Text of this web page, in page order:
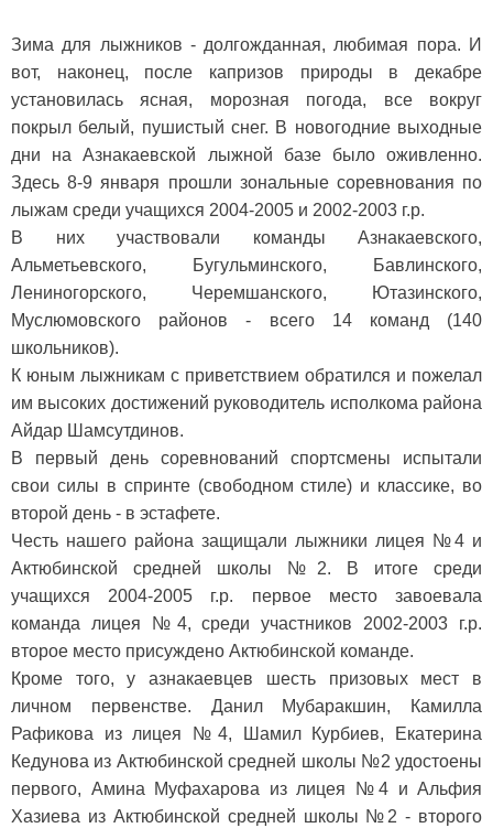
Зима для лыжников - долгожданная, любимая пора. И
вот, наконец, после капризов природы в декабре
установилась ясная, морозная погода, все вокруг
покрыл белый, пушистый снег. В новогодние выходные
дни на Азнакаевской лыжной базе было оживленно.
Здесь 8-9 января прошли зональные соревнования по
лыжам среди учащихся 2004-2005 и 2002-2003 г.р.
В них участвовали команды Азнакаевского,
Альметьевского, Бугульминского, Бавлинского,
Лениногорского, Черемшанского, Ютазинского,
Муслюмовского районов - всего 14 команд (140
школьников).
К юным лыжникам с приветствием обратился и пожелал
им высоких достижений руководитель исполкома района
Айдар Шамсутдинов.
В первый день соревнований спортсмены испытали
свои силы в спринте (свободном стиле) и классике, во
второй день - в эстафете.
Честь нашего района защищали лыжники лицея №4 и
Актюбинской средней школы №2. В итоге среди
учащихся 2004-2005 г.р. первое место завоевала
команда лицея №4, среди участников 2002-2003 г.р.
второе место присуждено Актюбинской команде.
Кроме того, у азнакаевцев шесть призовых мест в
личном первенстве. Данил Мубаракшин, Камилла
Рафикова из лицея №4, Шамил Курбиев, Екатерина
Кедунова из Актюбинской средней школы №2 удостоены
первого, Амина Муфахарова из лицея №4 и Альфия
Хазиева из Актюбинской средней школы №2 - второго